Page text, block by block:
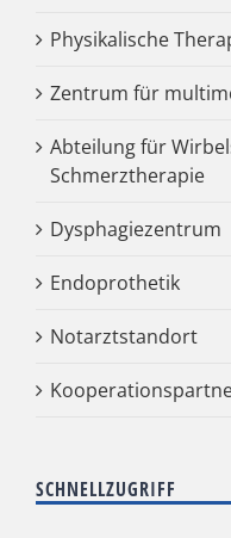
Physikalische
Zentrum für
Abteilung für
Schmerztherapie
Dysphagiezentrum
Endoprothetik
Notarztstandort
SCHNELLZUGRIFF